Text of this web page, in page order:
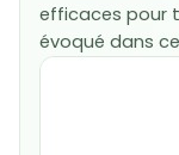
efficaces pour
évoqué dans